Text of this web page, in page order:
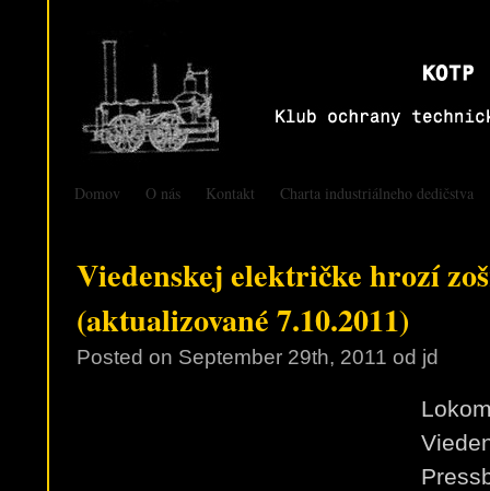
Domov O nás Kontakt Charta industriálneho dedičstva
Viedenskej električke hrozí
(aktualizované 7.10.2011)
Posted on September 29th, 2011 od jd